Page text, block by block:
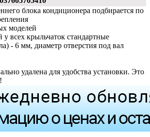
блока кондиционера подбирается по
моделей
всех крыльчаток стандартные
- 6 мм, диаметр отверстия под вал
удалена для удобства установки. Это